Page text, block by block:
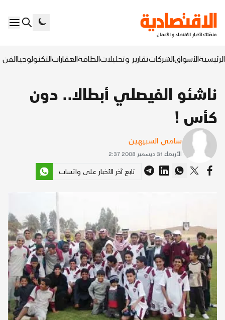
الرئيسيةالأسواقالشركاتتقارير وتحليلاتالطاقةالعقاراتالتكنولوجياالفن
ناشئو الفيصلي أبطالا.. دون
كأس !
سامي السبيهين
الأربعاء 31 ديسمبر 2008 2:37
تابع آخر الأخبار على واتساب